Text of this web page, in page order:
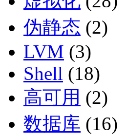
伪静态 (2)
LVM (3)
Shell (18)
高可用 (2)
数据库 (16)